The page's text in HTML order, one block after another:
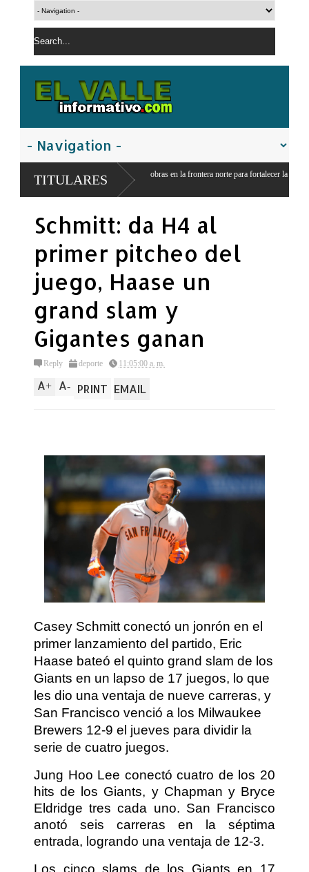
TITULARES
inicia construcción de obras en la frontera norte para fortalecer la
Schmitt: da H4 al
primer pitcheo del
juego, Haase un
grand slam y
Gigantes ganan
Reply deporte 11:05:00 a. m.
A+ A- PRINT EMAIL
Casey Schmitt conectó un jonrón en el
primer lanzamiento del partido, Eric
Haase bateó el quinto grand slam de los
Giants en un lapso de 17 juegos, lo que
les dio una ventaja de nueve carreras, y
San Francisco venció a los Milwaukee
Brewers 12-9 el jueves para dividir la
serie de cuatro juegos.
Jung Hoo Lee conectó cuatro de los 20
hits de los Giants, y Chapman y Bryce
Eldridge tres cada uno. San Francisco
anotó seis carreras en la séptima
entrada, logrando una ventaja de 12-3.
Los cinco slams de los Giants en 17